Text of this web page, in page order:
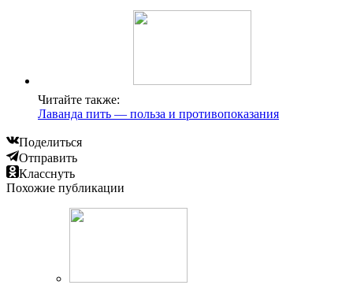
Читайте также:
Лаванда пить — польза и противопоказания
Поделиться
Отправить
Класснуть
Похожие публикации